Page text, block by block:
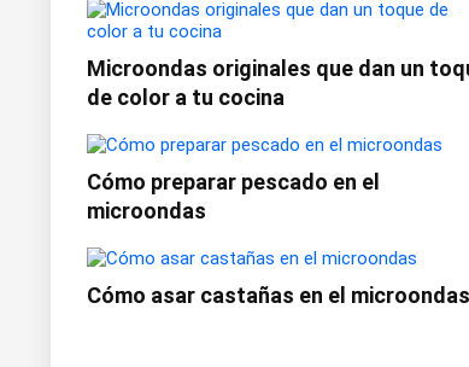
Microondas originales que dan un
de color a tu cocina
Cómo preparar pescado en el
microondas
Cómo asar castañas en el microondas